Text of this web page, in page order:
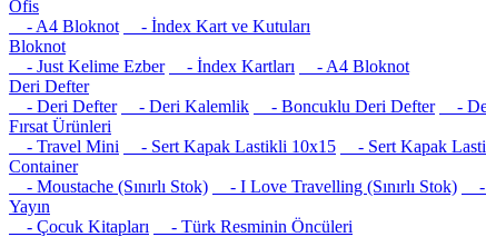
Ofis
- A4 Bloknot
- İndex Kart ve Kutuları
Bloknot
- Just Kelime Ezber
- İndex Kartları
- A4 Bloknot
Deri Defter
- Deri Defter
- Deri Kalemlik - Boncuklu Deri Defter
-
Fırsat Ürünleri
- Travel Mini
- Sert Kapak Lastikli 10x15 - Sert Kapak
Container
- Moustache (Sınırlı Stok)
- I Love Travelling (Sınırlı Stok) -
Yayın
- Çocuk Kitapları
- Türk Resminin Öncüleri